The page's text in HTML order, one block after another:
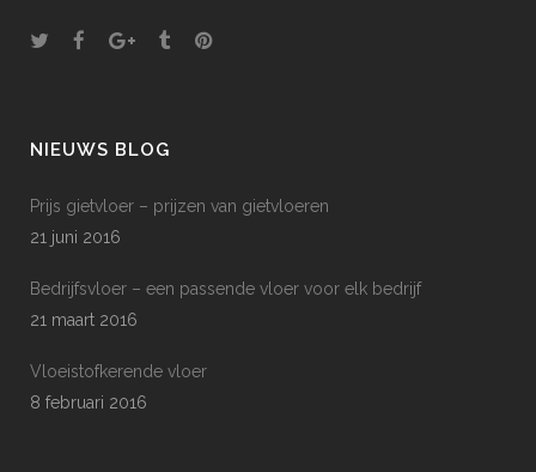
NIEUWS BLOG
Prijs gietvloer – prijzen van gietvloeren
21 juni 2016
Bedrijfsvloer – een passende vloer voor elk bedrijf
21 maart 2016
Vloeistofkerende vloer
8 februari 2016